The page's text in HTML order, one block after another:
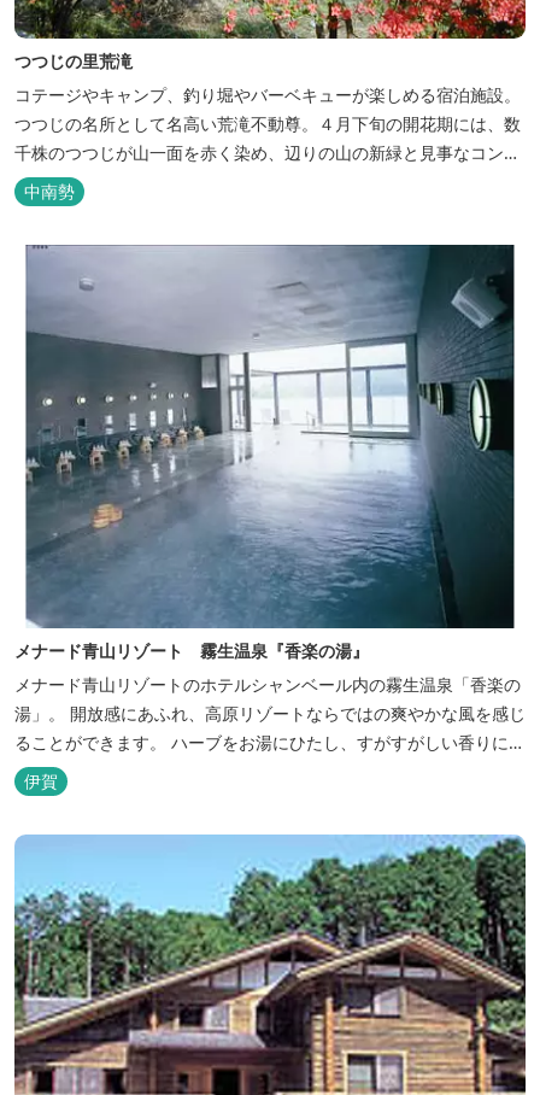
つつじの里荒滝
コテージやキャンプ、釣り堀やバーベキューが楽しめる宿泊施設。
つつじの名所として名高い荒滝不動尊。４月下旬の開花期には、数
千株のつつじが山一面を赤く染め、辺りの山の新緑と見事なコント
ラストを織り成します。 松阪の観光情報は、松阪観光インフォメー
ションサイト ワクワク松阪 ...
中南勢
メナード青山リゾート 霧生温泉『香楽の湯』
メナード青山リゾートのホテルシャンベール内の霧生温泉「香楽の
湯」。 開放感にあふれ、高原リゾートならではの爽やかな風を感じ
ることができます。 ハーブをお湯にひたし、すがすがしい香りに心
あらわれる「香りの湯」は、特に女性の方に人気です。 その他、
広々とした空間とたっぷりのお湯が魅力の「大浴場」、高原の景色
を満喫できる「露天風呂」、さらに「ミストサウナ」の合計4種の
伊賀